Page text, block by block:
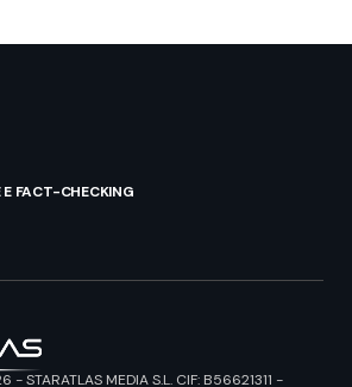
FACT-CHECKING
MEDIA S.L. CIF: B56621311 -